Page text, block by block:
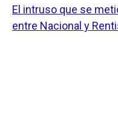
El intruso que se
entre Nacional y